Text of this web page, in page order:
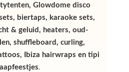
Glowdome disco
biertaps, karaoke sets,
& geluid, heaters, oud-
shuffleboard, curling,
Ibiza hairwraps en tipi
.